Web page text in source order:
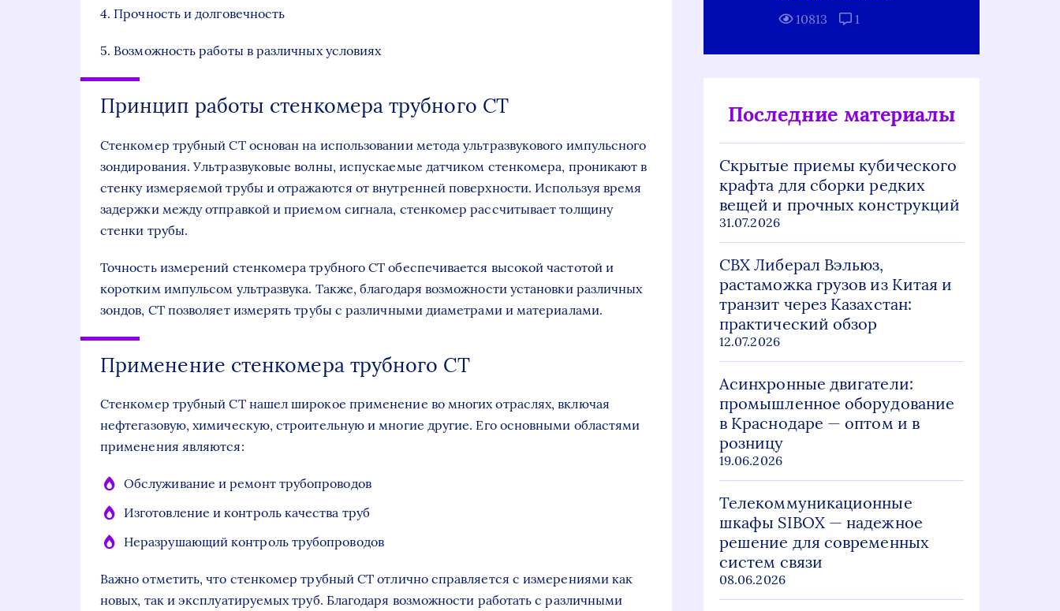
4. Прочность и долговечность
5. Возможность работы в различных условиях
Принцип работы стенкомера трубного СТ
Стенкомер трубный СТ основан на использовании метода ультразвукового импульсного
зондирования. Ультразвуковые волны, испускаемые датчиком стенкомера, проникают в
стенку измеряемой трубы и отражаются от внутренней поверхности. Используя время
задержки между отправкой и приемом сигнала, стенкомер рассчитывает толщину
стенки трубы.
Точность измерений стенкомера трубного СТ обеспечивается высокой частотой и
коротким импульсом ультразвука. Также, благодаря возможности установки различных
зондов, СТ позволяет измерять трубы с различными диаметрами и материалами.
Применение стенкомера трубного СТ
Стенкомер трубный СТ нашел широкое применение во многих отраслях, включая
нефтегазовую, химическую, строительную и многие другие. Его основными областями
применения являются:
Обслуживание и ремонт трубопроводов
Изготовление и контроль качества труб
Неразрушающий контроль трубопроводов
Важно отметить, что стенкомер трубный СТ отлично справляется с измерениями как
новых, так и эксплуатируемых труб. Благодаря возможности работать с различными
10813 1
Последние материалы
Скрытые приемы кубического
крафта для сборки редких
вещей и прочных конструкций
31.07.2026
СВХ Либерал Вэльюз,
растаможка грузов из Китая и
транзит через Казахстан:
практический обзор
12.07.2026
Асинхронные двигатели:
промышленное оборудование
в Краснодаре — оптом и в
розницу
19.06.2026
Телекоммуникационные
шкафы SIBOX — надежное
решение для современных
систем связи
08.06.2026